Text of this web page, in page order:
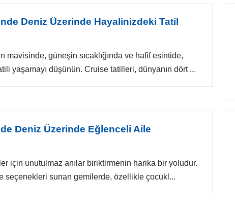
Deniz Üzerinde Hayalinizdeki Tatil
mavisinde, güneşin sıcaklığında ve hafif esintide,
yaşamayı düşünün. Cruise tatilleri, dünyanın dört ...
Deniz Üzerinde Eğlenceli Aile
için unutulmaz anılar biriktirmenin harika bir yoludur.
seçenekleri sunan gemilerde, özellikle çocukl...